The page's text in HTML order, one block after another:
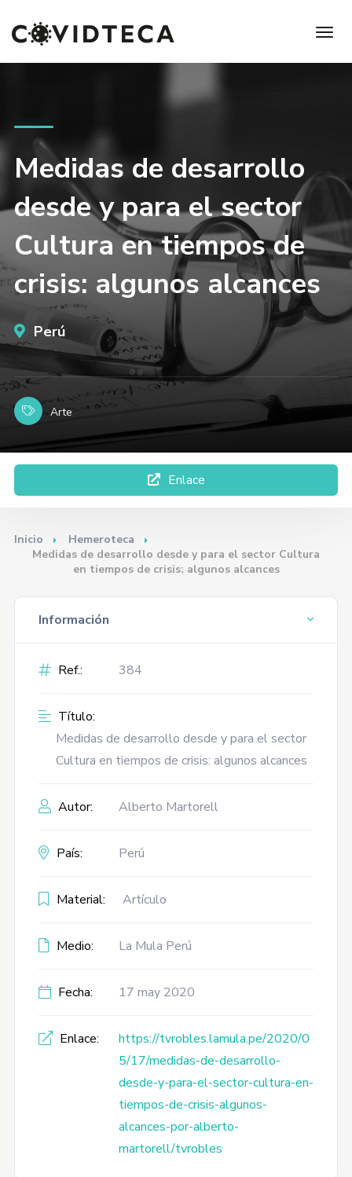
Medidas de desarrollo
desde y para el sector
Cultura en tiempos de
crisis: algunos alcances
Perú
Arte
Enlace
Inicio
Hemeroteca
Medidas de desarrollo desde y para el sector Cultura
en tiempos de crisis: algunos alcances
Información
Ref.: 384
Título:
Medidas de desarrollo desde y para el sector
Cultura en tiempos de crisis: algunos alcances
Autor: Alberto Martorell
País: Perú
Material: Artículo
Medio: La Mula Perú
Fecha: 17 may 2020
Enlace:
https://tvrobles.lamula.pe/2020/0
5/17/medidas-de-desarrollo-
desde-y-para-el-sector-cultura-en-
tiempos-de-crisis-algunos-
alcances-por-alberto-
martorell/tvrobles